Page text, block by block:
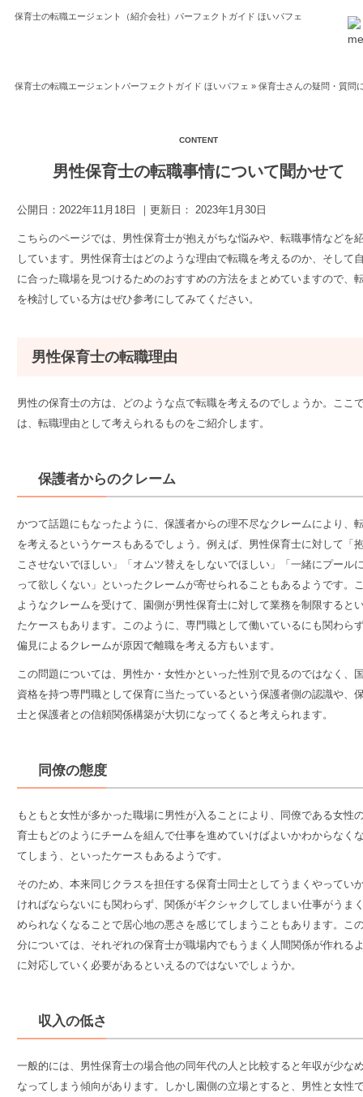
保育士の転職エージェント（紹介会社）パーフェクトガイド ほいパフェ
保育士の転職エージェントパーフェクトガイド ほいパフェ » 保育士さんの疑問・質問
男性保育士の転職事情について聞かせて
公開日：2022年11月18日 ｜更新日：2023年1月30日
こちらのページでは、男性保育士が抱えがちな悩みや、転職事情などを
しています。男性保育士はどのような理由で転職を考えるのか、そして
に合った職場を見つけるためのおすすめの方法をまとめていますので、
を検討している方はぜひ参考にしてみてください。
男性保育士の転職理由
男性の保育士の方は、どのような点で転職を考えるのでしょうか。ここ
は、転職理由として考えられるものをご紹介します。
保護者からのクレーム
かつて話題にもなったように、保護者からの理不尽なクレームにより、
を考える というケースもあるでしょう。例えば、男性保育士に対して「
こさせないでほしい」「オムツ替えをしないでほしい」「一緒にプール
って欲しくない」といったクレームが寄せられることもあるようです。
ようなクレームを受けて、園側が男性保育士に対して業務を制限すると
たケースもあります。このように、専門職として働いているにも関わら
偏見によるクレームが原因で離職を考える方もいます。
この問題については、男性か・女性かといった性別で見るのではなく、
資格を持つ専門職として保育に当たっているという保護者側の認識や、
士と保護者との信頼関係構築が大切になってくると考えられます。
同僚の態度
もともと女性が多かった職場に男性が入ることにより、同僚である女性
育士もどのようにチームを組んで仕事を進めていけばよいかわからなく
てしまう、といったケースもあるようです。
そのため、本来同じクラスを担任する保育士同士としてうまくやってい
ければならないにも関わらず、関係がギクシャクしてしまい仕事がうま
められなくなることで居心地の悪さを感じてしまうこともあります。こ
分については、 それぞれの保育士が職場内でもうまく人間関係が作れる
に対応していく 必要があるといえるのではないでしょうか。
収入の低さ
一般的には、男性保育士の場合他の同年代の人と比較すると年収が少な
なってしまう傾向があります。しかし園側の立場とすると、男性と女性